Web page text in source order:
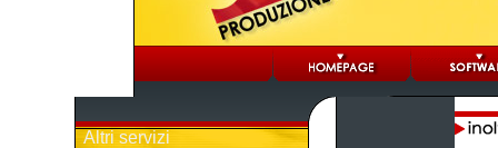
Altri servizi